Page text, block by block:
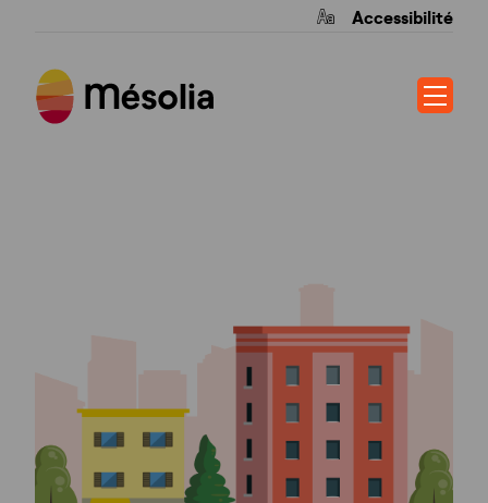
Accessibilité